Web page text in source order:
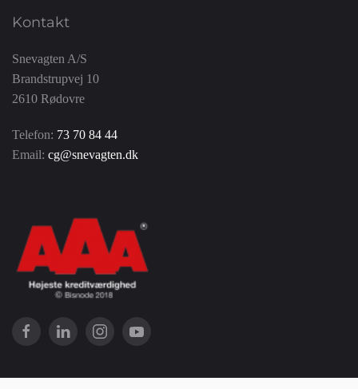
Kontakt
Snevagten A/S
Brandstrupvej 10
2610 Rødovre
Telefon: 73 70 84 44
Email: cg@snevagten.dk